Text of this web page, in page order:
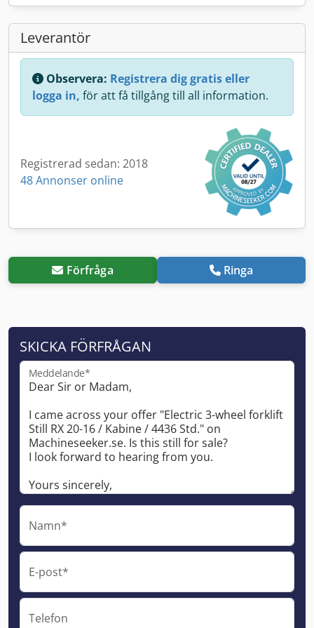
Leverantör
Observera: Registrera dig gratis eller
logga in, för att få tillgång till all information.
Registrerad sedan: 2018
48 Annonser online
Förfråga Ringa
SKICKA FÖRFRÅGAN
Meddelande*
Namn*
E-post*
Telefon